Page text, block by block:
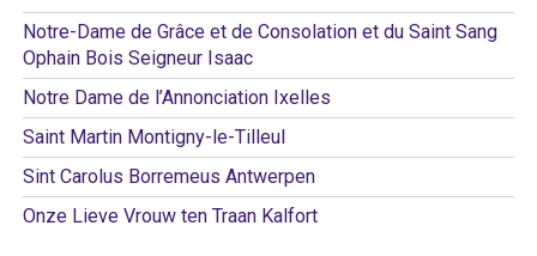
Notre-Dame de Grâce et de Consolation et du Saint Sang
Ophain Bois Seigneur Isaac
Notre Dame de l’Annonciation Ixelles
Saint Martin Montigny-le-Tilleul
Sint Carolus Borremeus Antwerpen
Onze Lieve Vrouw ten Traan Kalfort